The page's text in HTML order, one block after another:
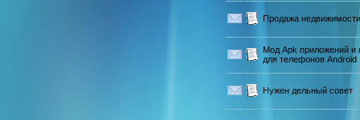
Продажа недвижимости
Мод Apk приложений и
для телефонов Android
Нужен дельный совет